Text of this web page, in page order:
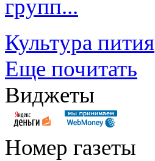
групп...
Культура пития
Еще почитать
Виджеты
Номер газеты